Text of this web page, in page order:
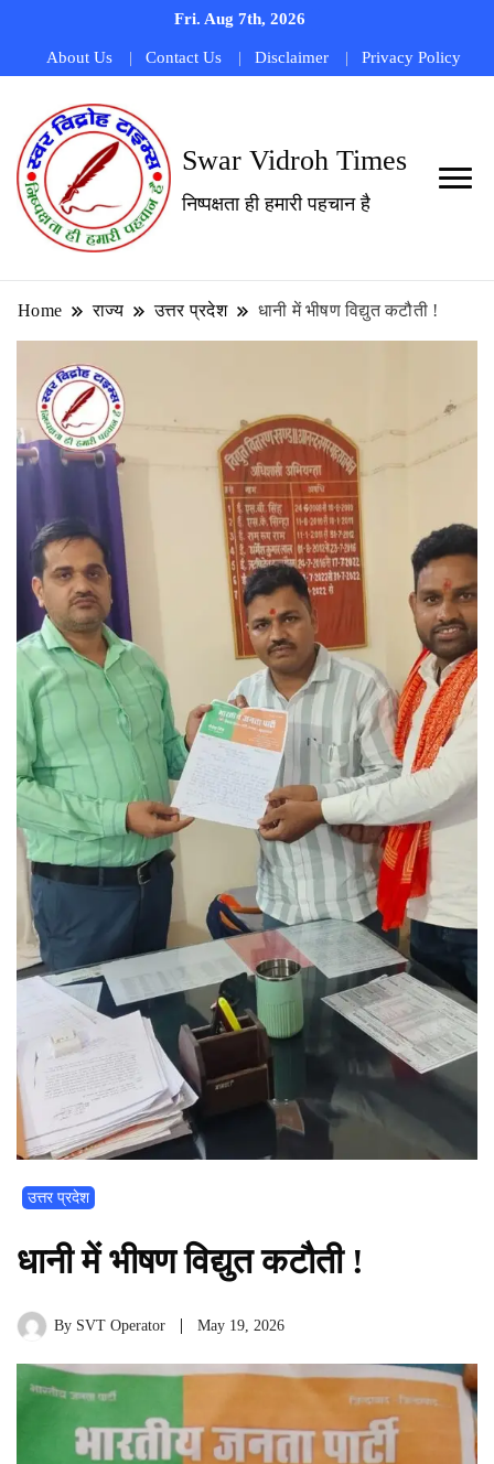
Fri. Aug 7th, 2026
About Us Contact Us Disclaimer Privacy Policy
Swar Vidroh Times
निष्पक्षता ही हमारी पहचान है
Home राज्य उत्तर प्रदेश धानी में भीषण विद्युत कटौती !
उत्तर प्रदेश
धानी में भीषण विद्युत कटौती !
By SVT Operator May 19, 2026